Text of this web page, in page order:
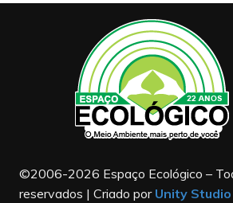
©2006-2026 Espaço Ecológico –
reservados | Criado por Unity Studio